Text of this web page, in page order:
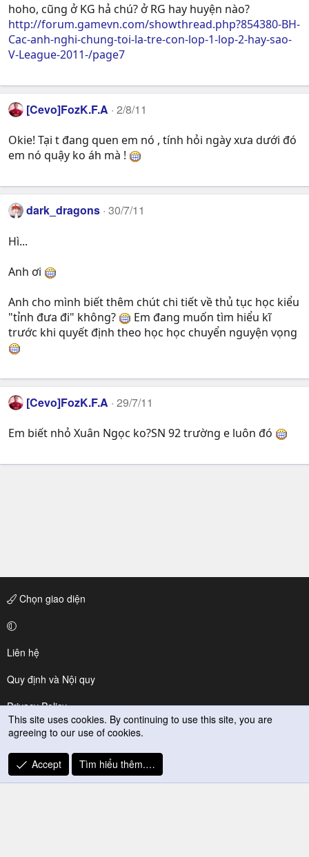
hoho, cũng ở KG hả chú? ở RG hay huyện nào?
http://forum.gamevn.com/showthread.php?854380-BH-
Cac-anh-nghi-chung-toi-la-tre-con-lop-1-lop-2-hay-sao-
V-League-2011-/page7
[Cevo]FozK.F.A 2/8/11
Okie! Tại t đang quen em nó , tính hỏi ngày xưa dưới đó
em nó quậy ko áh mà !
dark_dragons 30/7/11
Hì...
Anh ơi
Anh cho mình biết thêm chút chi tiết về thủ tục học kiểu
"tỉnh đưa đi" không?
Em đang muốn tìm hiểu kĩ
trước khi quyết định theo học học chuyển nguyện vọng
[Cevo]FozK.F.A 29/7/11
Em biết nhỏ Xuân Ngọc ko?SN 92 trường e luôn đó
Chọn giao diện
Liên hệ
Quy định và Nội quy
Privacy Policy
Trợ giúp
R
S
This site uses cookies. By continuing to use this site, you are
agreeing to our use of cookies.
Accept Tìm hiểu thêm.…